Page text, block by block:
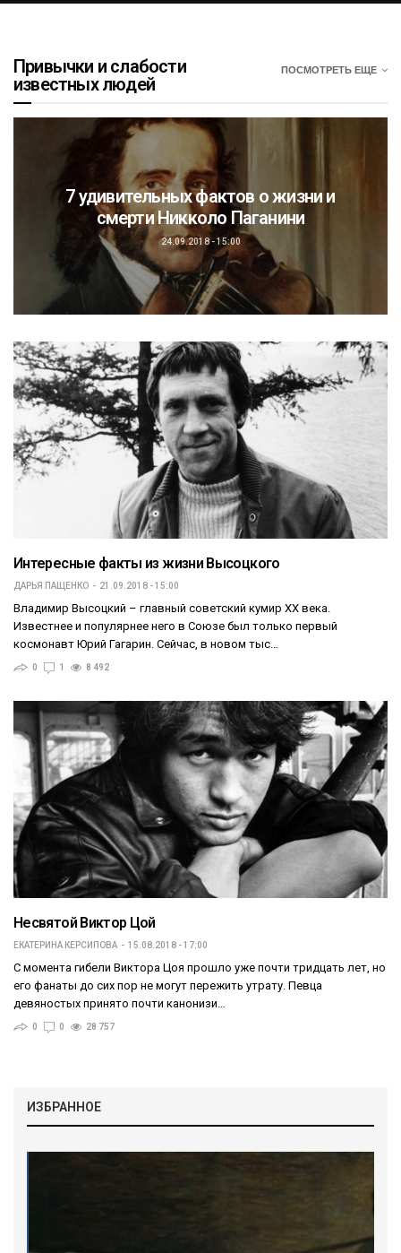
Привычки и слабости
известных людей
ПОСМОТРЕТЬ ЕЩЕ
7 удивительных фактов о жизни и
смерти Никколо Паганини
24.09.2018 - 15:00
Интересные факты из жизни Высоцкого
ДАРЬЯ ПАЩЕНКО 21.09.2018 - 15:00
Владимир Высоцкий – главный советский кумир XX века.
Известнее и популярнее него в Союзе был только первый
космонавт Юрий Гагарин. Сейчас, в новом тыс…
0 1 8 492
Несвятой Виктор Цой
ЕКАТЕРИНА КЕРСИПОВА 15.08.2018 - 17:00
С момента гибели Виктора Цоя прошло уже почти тридцать лет, но
его фанаты до сих пор не могут пережить утрату. Певца
девяностых принято почти канонизи…
0 0 28 757
ИЗБРАННОЕ